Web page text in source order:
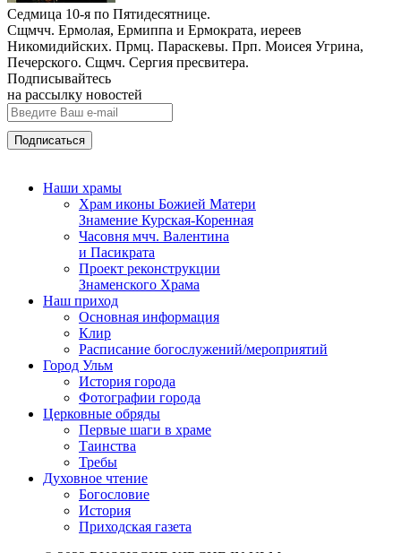
Седмица 10-я по Пятидесятнице.
Сщмчч. Ермолая, Ермиппа и Ермократа, иереев
Никомидийских. Прмц. Параскевы. Прп. Моисея Угрина,
Печерского. Сщмч. Сергия пресвитера.
Подписывайтесь
на рассылку новостей
Наши храмы
Храм иконы Божией Матери
Знамение Курская-Коренная
Часовня мчч. Валентина
и Пасикрата
Проект реконструкции
Знаменского Храма
Наш приход
Основная информация
Клир
Расписание богослужений/мероприятий
Город Ульм
История города
Фотографии города
Церковные обряды
Первые шаги в храме
Таинства
Требы
Духовное чтение
Богословие
История
Приходская газета